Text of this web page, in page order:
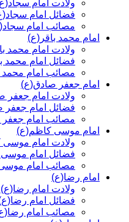
ولادت امام
فضائل امام
مصائب امام
امام محمد باقر(ع)
ولادت امام محمد
فضائل امام محمد
مصائب امام محمد
امام جعفر صادق(ع)
ولادت امام جعفر
فضائل امام جعفر
مصائب امام
امام موسی کاظم(ع)
ولادت امام
فضائل امام
مصائب امام
امام رضا(ع)
ولادت امام رضا(ع)
فضائل امام
مصائب امام